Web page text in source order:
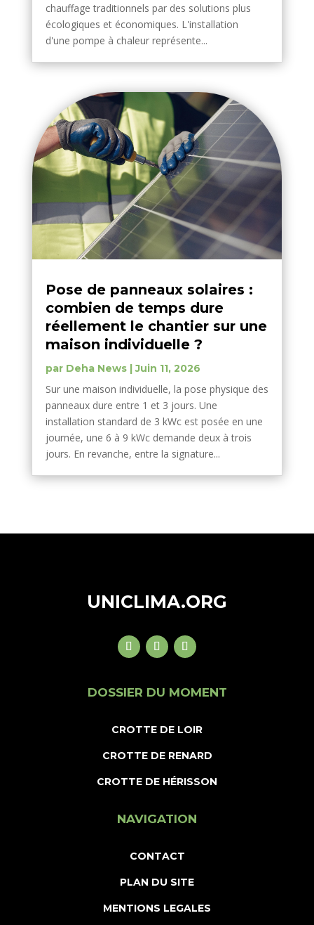
chauffage traditionnels par des solutions plus
écologiques et économiques. L'installation
d'une pompe à chaleur représente...
Pose de panneaux solaires :
combien de temps dure
réellement le chantier sur une
maison individuelle ?
par Deha News|Juin 11, 2026
Sur une maison individuelle, la pose physique des
panneaux dure entre 1 et 3 jours. Une
installation standard de 3 kWc est posée en une
journée, une 6 à 9 kWc demande deux à trois
jours. En revanche, entre la signature...
UNICLIMA.ORG
DOSSIER DU MOMENT
CROTTE DE LOIR
CROTTE DE RENARD
CROTTE DE HÉRISSON
NAVIGATION
CONTACT
PLAN DU SITE
MENTIONS LEGALES